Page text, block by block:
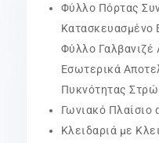
Φύλλο Πόρτας
Κατασκευασμένο
Φύλλο Γαλβανιζέ
Εσωτερικά
Πυκνότητας
Γωνιακό Πλαίσιο
Κλειδαριά με